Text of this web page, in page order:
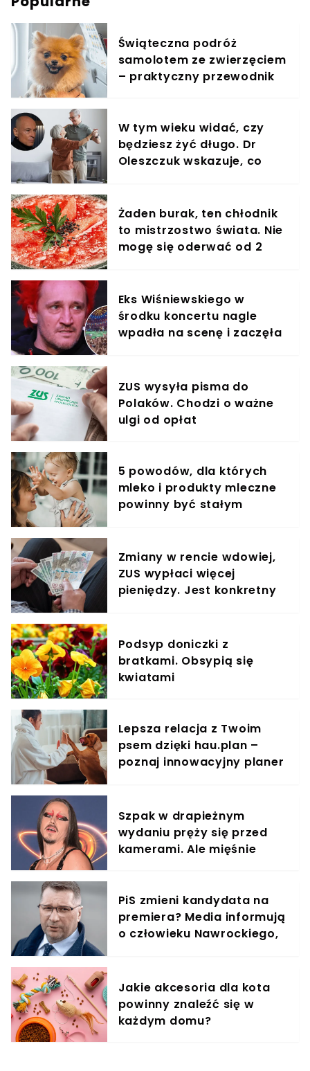
Świąteczna podróż
samolotem ze zwierzęciem
– praktyczny przewodnik
W tym wieku widać, czy
będziesz żyć długo. Dr
Oleszczuk wskazuje, co
Żaden burak, ten chłodnik
to mistrzostwo świata. Nie
mogę się oderwać od 2
Eks Wiśniewskiego w
środku koncertu nagle
wpadła na scenę i zaczęła
ZUS wysyła pisma do
Polaków. Chodzi o ważne
ulgi od opłat
5 powodów, dla których
mleko i produkty mleczne
powinny być stałym
Zmiany w rencie wdowiej,
ZUS wypłaci więcej
pieniędzy. Jest konkretny
Podsyp doniczki z
bratkami. Obsypią się
kwiatami
Lepsza relacja z Twoim
psem dzięki hau.plan –
poznaj innowacyjny planer
Szpak w drapieżnym
wydaniu pręży się przed
kamerami. Ale mięśnie
PiS zmieni kandydata na
premiera? Media informują
o człowieku Nawrockiego,
Jakie akcesoria dla kota
powinny znaleźć się w
każdym domu?